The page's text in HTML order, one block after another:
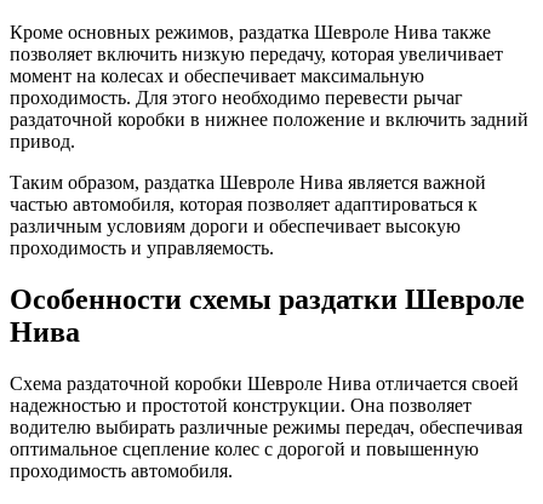
Кроме основных режимов, раздатка Шевроле Нива также
позволяет включить низкую передачу, которая увеличивает
момент на колесах и обеспечивает максимальную
проходимость. Для этого необходимо перевести рычаг
раздаточной коробки в нижнее положение и включить задний
привод.
Таким образом, раздатка Шевроле Нива является важной
частью автомобиля, которая позволяет адаптироваться к
различным условиям дороги и обеспечивает высокую
проходимость и управляемость.
Особенности схемы раздатки Шевроле
Нива
Схема раздаточной коробки Шевроле Нива отличается своей
надежностью и простотой конструкции. Она позволяет
водителю выбирать различные режимы передач, обеспечивая
оптимальное сцепление колес с дорогой и повышенную
проходимость автомобиля.